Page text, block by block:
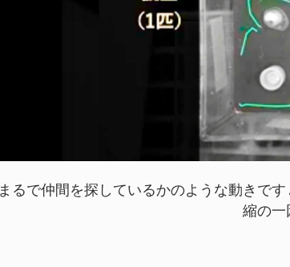
まるで仲間を探しているかのような動きです
縮の一